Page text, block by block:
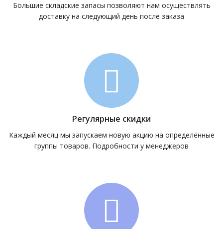
Большие складские запасы позволяют нам осуществлять
доставку на следующий день после заказа
Регулярные скидки
Каждый месяц мы запускаем новую акцию на определённые
группы товаров. Подробности у менеджеров